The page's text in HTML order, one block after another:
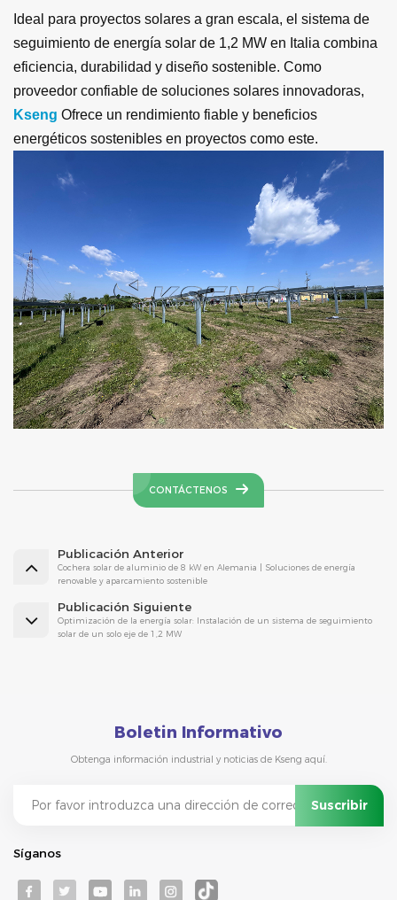
Ideal para proyectos solares a gran escala, el sistema de
seguimiento de energía solar de 1,2 MW en Italia combina
eficiencia, durabilidad y diseño sostenible. Como
proveedor confiable de soluciones solares innovadoras,
Kseng Ofrece un rendimiento fiable y beneficios
energéticos sostenibles en proyectos como este.
CONTÁCTENOS
Publicación Anterior
Cochera solar de aluminio de 8 kW en Alemania | Soluciones de energía
renovable y aparcamiento sostenible
Publicación Siguiente
Optimización de la energía solar: Instalación de un sistema de seguimiento
solar de un solo eje de 1,2 MW
Boletin Informativo
Obtenga información industrial y noticias de Kseng aquí.
Síganos